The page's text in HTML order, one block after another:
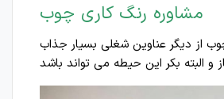
مشاوره رنگ کاری چوب
از دیگر عناوین شغلی بسیار جذاب